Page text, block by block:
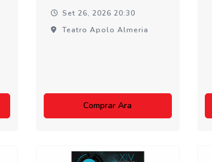
Set 26, 2026 20:30
Teatro Apolo Almeria
Comprar Ara